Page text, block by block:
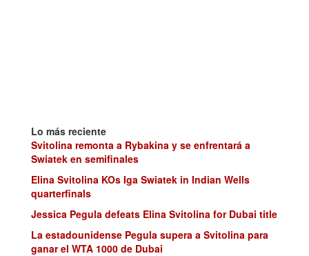
Lo más reciente
Svitolina remonta a Rybakina y se enfrentará a
Swiatek en semifinales
Elina Svitolina KOs Iga Swiatek in Indian Wells
quarterfinals
Jessica Pegula defeats Elina Svitolina for Dubai title
La estadounidense Pegula supera a Svitolina para
ganar el WTA 1000 de Dubai